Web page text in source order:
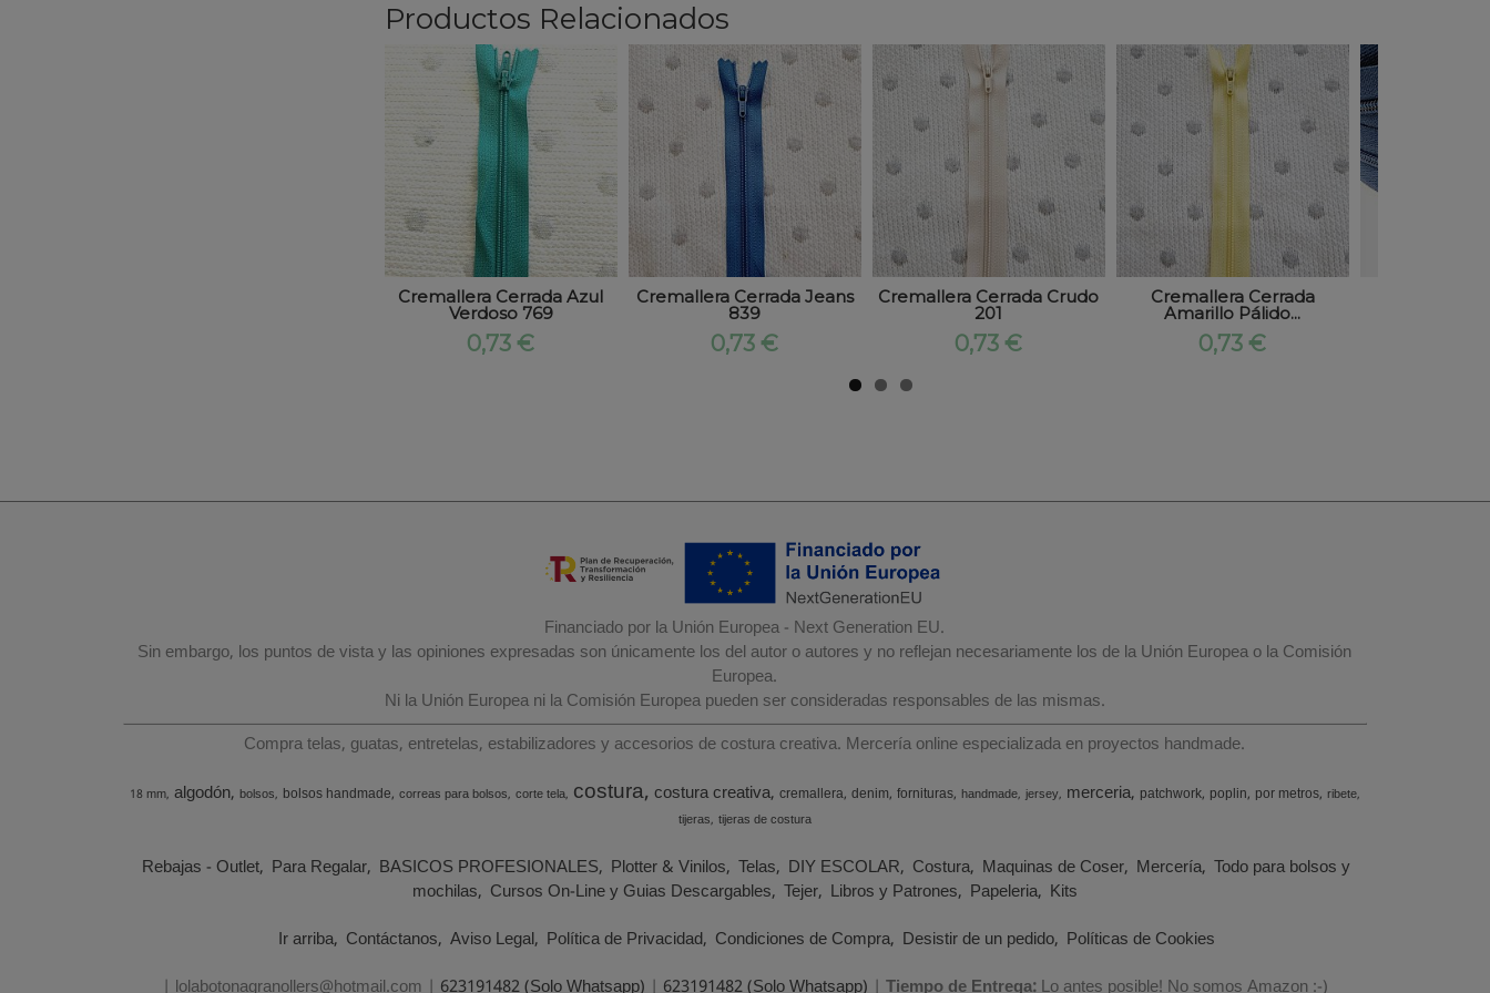
Productos Relacionados
Cremallera Cerrada Azul
Verdoso 769
0,73 €
Cremallera Cerrada Jeans
839
0,73 €
Cremallera Cerrada Crudo
201
0,73 €
Cremallera Cerrada
Amarillo Pálido...
0,73 €
Financiado por la Unión Europea - Next Generation EU.
Sin embargo, los puntos de vista y las opiniones expresadas son únicamente los del autor o autores y no reflejan necesariamente los de la Unión Europea o la Comisión
Europea.
Ni la Unión Europea ni la Comisión Europea pueden ser consideradas responsables de las mismas.
Compra telas, guatas, entretelas, estabilizadores y accesorios de costura creativa. Mercería online especializada en proyectos handmade.
18 mm algodón bolsos bolsos handmade correas para bolsos corte tela costura costura creativa cremallera denim fornituras handmade jersey merceria patchwork poplin por metros ribete
tijeras tijeras de costura
Rebajas - Outlet Para Regalar BASICOS PROFESIONALES Plotter & Vinilos Telas DIY ESCOLAR Costura Maquinas de Coser Mercería Todo para bolsos y
mochilas Cursos On-Line y Guias Descargables Tejer Libros y Patrones Papeleria Kits
Ir arriba Contáctanos Aviso Legal Política de Privacidad Condiciones de Compra Desistir de un pedido Políticas de Cookies